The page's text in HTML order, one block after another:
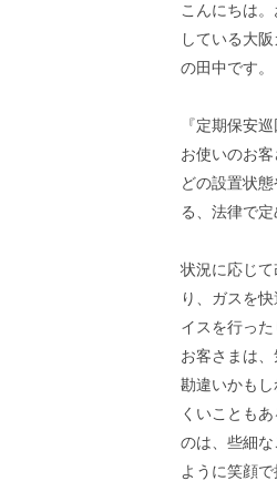
こんにちは
している大
の田中です。
『定期保安
お使いのお
どの設置状
る、法律で定
状況に応じ
り、ガスを
イスを行った
お客さまは
勘違いかも
くいことも
のは、些細
ように笑顔